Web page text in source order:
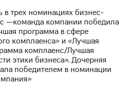
трех номинациях бизнес-
—команда компании победила
программа в сфере
комплаенса» и «Лучшая
комплаенс/Лучшая
этики бизнеса». Дочерняя
победителем в номинации